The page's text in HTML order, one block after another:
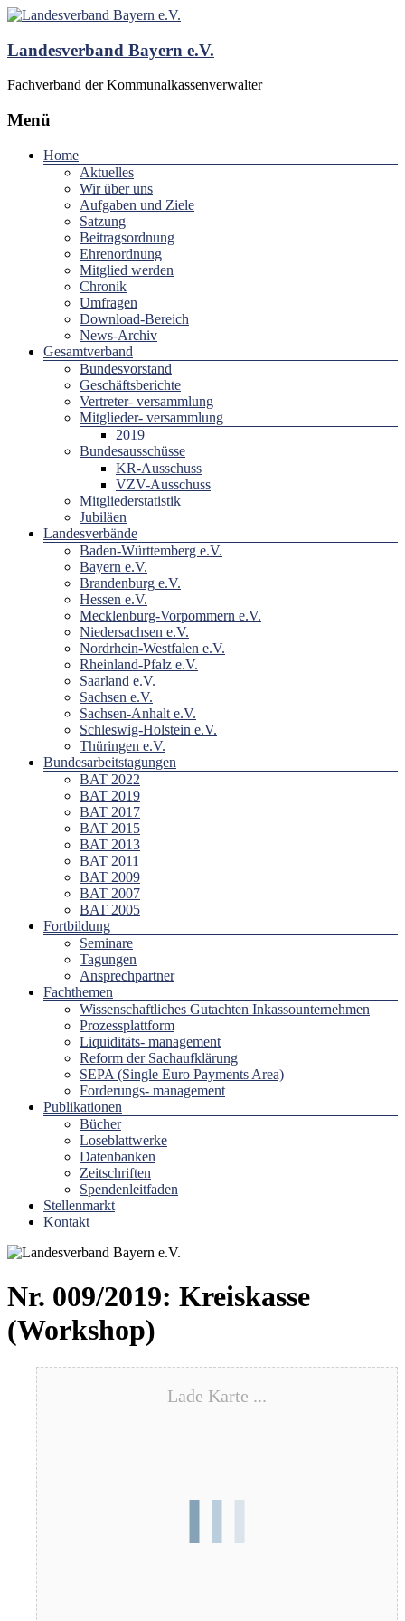
Landesverband Bayern e.V.
Fachverband der Kommunalkassenverwalter
Menü
Home
Aktuelles
Wir über uns
Aufgaben und Ziele
Satzung
Beitragsordnung
Ehrenordnung
Mitglied werden
Chronik
Umfragen
Download-Bereich
News-Archiv
Gesamtverband
Bundesvorstand
Geschäftsberichte
Vertreter- versammlung
Mitglieder- versammlung
2019
Bundesausschüsse
KR-Ausschuss
VZV-Ausschuss
Mitgliederstatistik
Jubiläen
Landesverbände
Baden-Württemberg e.V.
Bayern e.V.
Brandenburg e.V.
Hessen e.V.
Mecklenburg-Vorpommern e.V.
Niedersachsen e.V.
Nordrhein-Westfalen e.V.
Rheinland-Pfalz e.V.
Saarland e.V.
Sachsen e.V.
Sachsen-Anhalt e.V.
Schleswig-Holstein e.V.
Thüringen e.V.
Bundesarbeitstagungen
BAT 2022
BAT 2019
BAT 2017
BAT 2015
BAT 2013
BAT 2011
BAT 2009
BAT 2007
BAT 2005
Fortbildung
Seminare
Tagungen
Ansprechpartner
Fachthemen
Wissenschaftliches Gutachten Inkassounternehmen
Prozessplattform
Liquiditäts- management
Reform der Sachaufklärung
SEPA (Single Euro Payments Area)
Forderungs- management
Publikationen
Bücher
Loseblattwerke
Datenbanken
Zeitschriften
Spendenleitfaden
Stellenmarkt
Kontakt
Nr. 009/2019: Kreiskasse
(Workshop)
Lade Karte ...